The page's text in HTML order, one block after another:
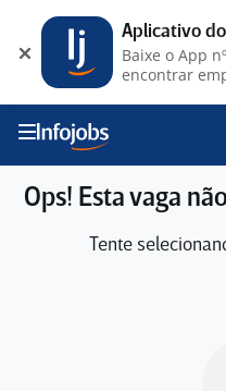
Ops! Esta vaga
Tente
Aplicativo
Baixe o App
encontrar